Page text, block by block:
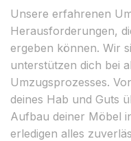
Unsere erfahrenen
Herausforderungen,
ergeben können. Wir
unterstützen dich bei
Umzugsprozesses.
deines Hab und Guts
Aufbau deiner Möbel
erledigen alles